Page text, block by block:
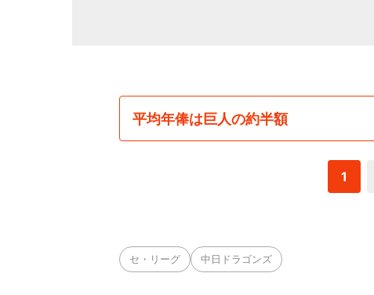
平均年俸は巨人の約半額
1
セ・リーグ 中日ドラゴンズ